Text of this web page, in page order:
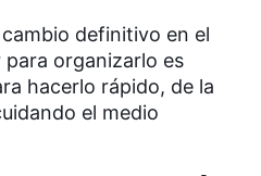
definitivo en el
organizarlo es
hacerlo rápido, de la
el medio